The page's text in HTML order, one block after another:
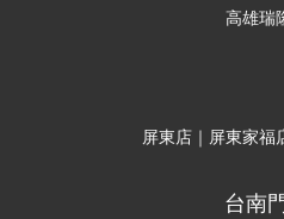
高雄瑞
屏東店｜屏東家福
台南